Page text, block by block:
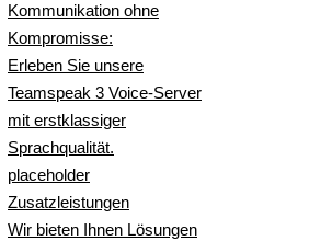
Kommunikation ohne
Kompromisse:
Erleben Sie unsere
Teamspeak 3 Voice-Server
mit erstklassiger
Sprachqualität.
placeholder
Zusatzleistungen
Wir bieten Ihnen Lösungen